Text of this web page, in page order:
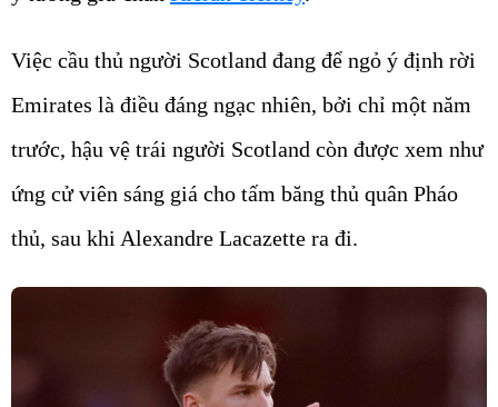
Việc cầu thủ người Scotland đang để ngỏ ý định rời
Emirates là điều đáng ngạc nhiên, bởi chỉ một năm
trước, hậu vệ trái người Scotland còn được xem như
ứng cử viên sáng giá cho tấm băng thủ quân Pháo
thủ, sau khi Alexandre Lacazette ra đi.